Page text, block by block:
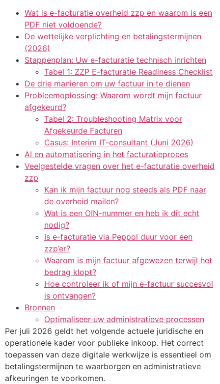
Wat is e-facturatie overheid zzp en waarom is een
PDF niet voldoende?
De wettelijke verplichting en betalingstermijnen
(2026)
Stappenplan: Uw e-facturatie technisch inrichten
Tabel 1: ZZP E-facturatie Readiness Checklist
De drie manieren om uw factuur in te dienen
Probleemoplossing: Waarom wordt mijn factuur
afgekeurd?
Tabel 2: Troubleshooting Matrix voor
Afgekeurde Facturen
Casus: Interim IT-consultant (Juni 2026)
AI en automatisering in het facturatieproces
Veelgestelde vragen over het e-facturatie overheid
zzp
Kan ik mijn factuur nog steeds als PDF naar
de overheid mailen?
Wat is een OIN-nummer en heb ik dit echt
nodig?
Is e-facturatie via Peppol duur voor een
zzp’er?
Waarom is mijn factuur afgewezen terwijl het
bedrag klopt?
Hoe controleer ik of mijn e-factuur succesvol
is ontvangen?
Bronnen
Optimaliseer uw administratieve processen
Per juli 2026 geldt het volgende actuele juridische en
operationele kader voor publieke inkoop. Het correct
toepassen van deze digitale werkwijze is essentieel om
betalingstermijnen te waarborgen en administratieve
afkeuringen te voorkomen.